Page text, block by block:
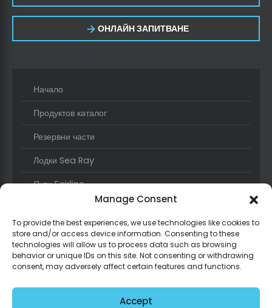
Manage Consent
To provide the best experiences, we use technologies like cookies to
store and/or access device information. Consenting to these
technologies will allow us to process data such as browsing
behavior or unique IDs on this site. Not consenting or withdrawing
consent, may adversely affect certain features and functions.
Accept
ОНЛАЙН ЗАПИТВАНЕ
Начало
Продуктов каталог
Резервни части
Лодки Sea Ray
Яхти Fairline
Новини и събития
За нас